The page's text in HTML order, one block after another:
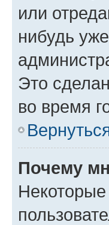
или
нибудь
Это
во время
Почему